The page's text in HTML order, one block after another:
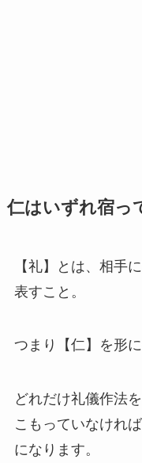
仁はいずれ宿っ
【礼】とは、相手
表すこと。
つまり【仁】を形
どれだけ礼儀作法
こもっていなけれ
になります。